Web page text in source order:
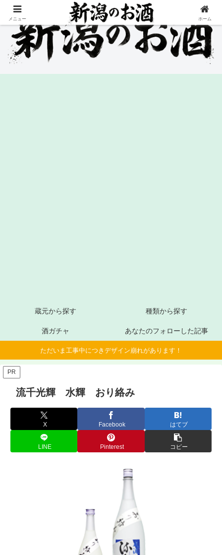
蔵元から探す 種類から探す
酒ガチャ あなたのフォローした記事
ただいま工事中につきデザイン崩れがあります！
PR
流千光輝 水輝 おり絡み
X Facebook はてブ
LINE Pinterest コピー
メニュー ホーム